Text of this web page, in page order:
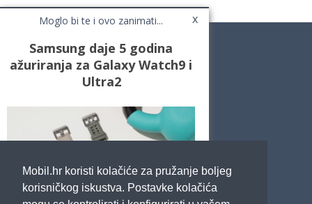
Mobil.hr koristi kolačiće za pružanje boljeg
korisničkog iskustva. Postavke kolačića
Moglo bi te i ovo zanimati... x
Samsung daje 5 godina
ažuriranja za Galaxy Watch9 i
Ultra2
Cafe Mobil
Usporedi mobitele
Impressum
Marketing
Pravne odredbe